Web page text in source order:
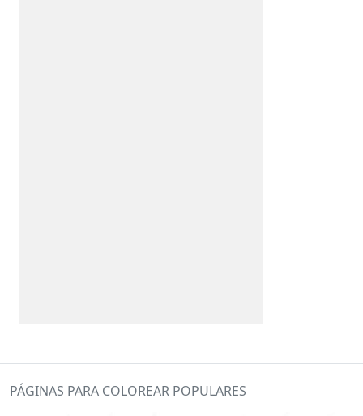
PÁGINAS PARA COLOREAR POPULARES